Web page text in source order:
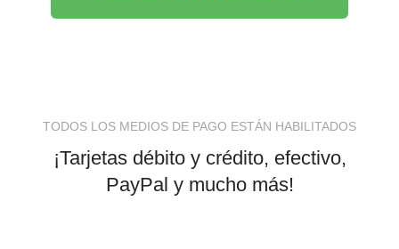
TODOS LOS MEDIOS DE PAGO ESTÁN HABILITADOS
¡Tarjetas débito y crédito, efectivo,
PayPal y mucho más!